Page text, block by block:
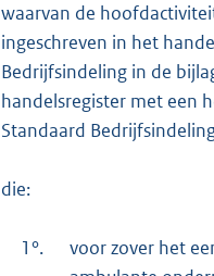
waarvan de
ingeschreven in het
Bedrijfsindeling in de
handelsregister met een
Standaard
die:
1°.
voor zover het